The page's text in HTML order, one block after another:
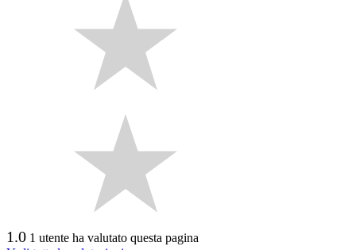
1.0 1 utente ha valutato questa pagina